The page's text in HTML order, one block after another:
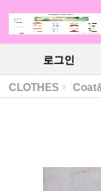
로그인
CLOTHES